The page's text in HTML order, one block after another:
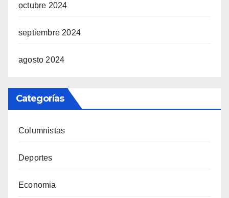
octubre 2024
septiembre 2024
agosto 2024
Categorías
Columnistas
Deportes
Economia